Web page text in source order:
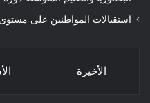
استقبالات المواطنين على
الأخيرة